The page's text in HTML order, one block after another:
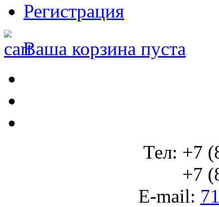
Регистрация
Ваша корзина пуста
Тел: +7
+7
E-mail: